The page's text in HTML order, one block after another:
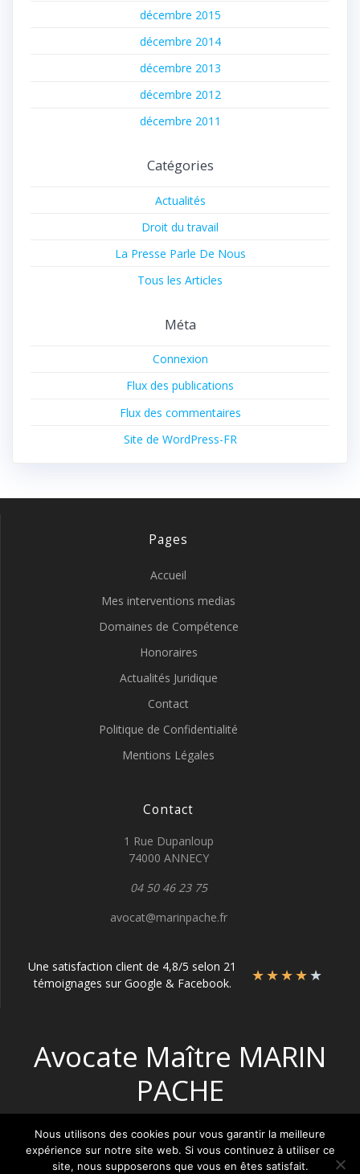
décembre 2015
décembre 2014
décembre 2013
décembre 2012
décembre 2011
Catégories
Actualités
Droit du travail
La Presse Parle De Nous
Tous les Articles
Méta
Connexion
Flux des publications
Flux des commentaires
Site de WordPress-FR
Pages
Accueil
Mes interventions medias
Domaines de Compétence
Honoraires
Actualités Juridique
Contact
Politique de Confidentialité
Mentions Légales
Contact
1 Rue Dupanloup
74000 ANNECY
04 50 46 23 75
avocat@marinpache.fr
Une satisfaction client de 4,8/5 selon 21
témoignages sur Google & Facebook.
★★★★★
Avocate Maître MARIN
PACHE
Nous utilisons des cookies pour vous garantir la meilleure
expérience sur notre site web. Si vous continuez à utiliser ce
site, nous supposerons que vous en êtes satisfait.